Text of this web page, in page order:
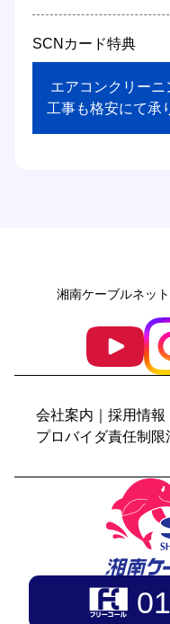
SCNカード特典
工事も格安にて承
湘南ケーブルネッ
会社案内 採用情報
プロバイダ責任制